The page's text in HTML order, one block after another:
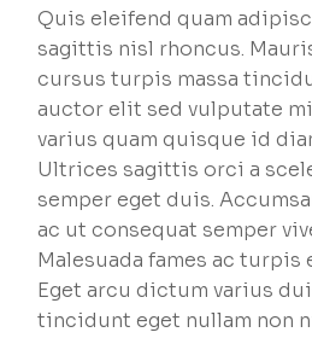
Quis eleifend quam
sagittis nisl rhoncus.
cursus turpis massa
auctor elit sed vulputate
varius quam quisque id
Ultrices sagittis orci a
semper eget duis.
ac ut consequat semper
Malesuada fames ac turpis
Eget arcu dictum varius
tincidunt eget nullam non